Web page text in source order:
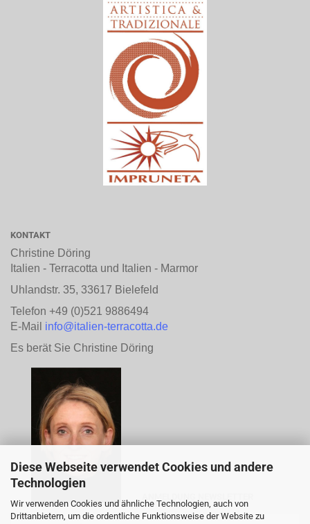
Diese Webseite verwendet Cookies und andere
Technologien
Wir verwenden Cookies und ähnliche Technologien, auch von
Drittanbietern, um die ordentliche Funktionsweise der Website zu
KONTAKT
Christine Döring
Italien - Terracotta und Italien - Marmor
Uhlandstr. 35, 33617 Bielefeld
Telefon +49 (0)521 9886494
E-Mail info@italien-terracotta.de
Es berät Sie Christine Döring